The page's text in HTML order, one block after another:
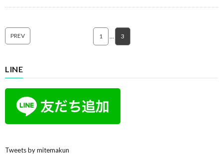
PREV 1 3
LINE
Tweets by mitemakun